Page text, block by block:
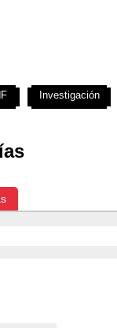
Investigación